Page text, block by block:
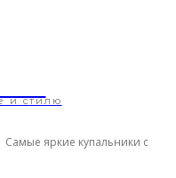
и стилю
Самые яркие купальники с